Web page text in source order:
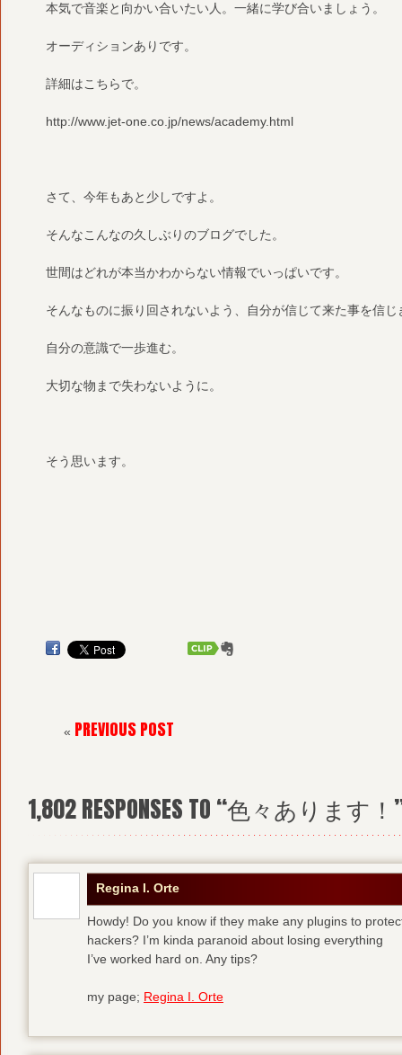
本気で音楽と向かい合いたい人。一緒に学び合いましょう。
オーディションありです。
詳細はこちらで。
http://www.jet-one.co.jp/news/academy.html
さて、今年もあと少しですよ。
そんなこんなの久しぶりのブログでした。
世間はどれが本当かわからない情報でいっぱいです。
そんなものに振り回されないよう、自分が信じて来た事を信
自分の意識で一歩進む。
大切な物まで失わないように。
そう思います。
« PREVIOUS POST
1,802RESPONSES TO “色々あります！
Regina I. Orte
Howdy! Do you know if they make any plugins to
hackers? I’m kinda paranoid about losing everything
I’ve worked hard on. Any tips?
my page; Regina I. Orte